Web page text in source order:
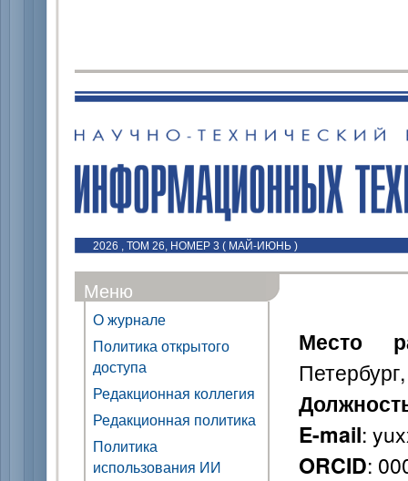
2026 , ТОМ 26, НОМЕР 3 ( МАЙ-ИЮНЬ )
Меню
О журнале
Политика открытого
доступа
Редакционная коллегия
Редакционная политика
Политика
использования ИИ
Место
E-mail:
ORCID: